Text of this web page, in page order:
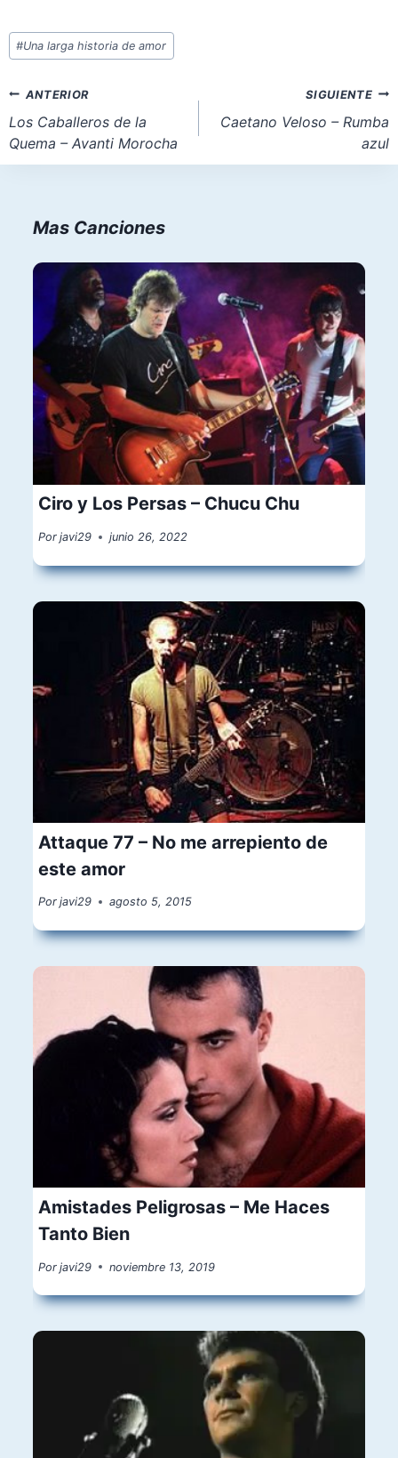
Etiquetas
de
entrada:
#Una larga historia de amor
Navegación
de
entradas
ANTERIOR
Los Caballeros de la
Quema – Avanti Morocha
SIGUIENTE
Caetano Veloso – Rumba
azul
Mas Canciones
Ciro y Los Persas – Chucu Chu
Por javi29 junio 26, 2022
Attaque 77 – No me arrepiento de
este amor
Por javi29 agosto 5, 2015
Amistades Peligrosas – Me Haces
Tanto Bien
Por javi29 noviembre 13, 2019